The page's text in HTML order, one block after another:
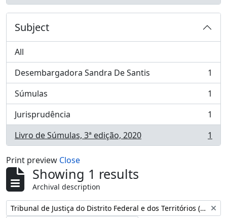
Subject
All
Desembargadora Sandra De Santis
, 1 results
1
Súmulas
, 1 results
1
Jurisprudência
, 1 results
1
Livro de Súmulas, 3ª edição, 2020
, 1 results 1
Print preview Close
Showing 1 results
Archival description
Remove filter:
Tribunal de Justiça do Distrito Federal e dos Territórios (Brasil)